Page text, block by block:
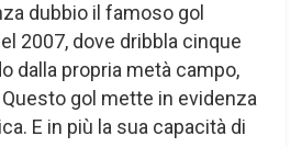
dubbio il famoso gol
2007, dove dribbla cinque
dalla propria metà campo,
gol mette in evidenza
E in più la sua capacità di